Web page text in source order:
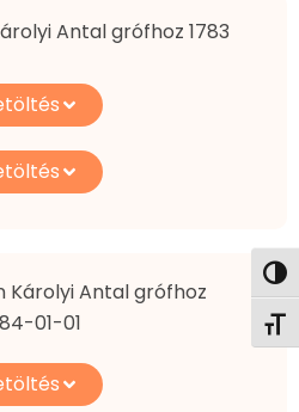
Antal grófhoz 1783
Károlyi Antal grófhoz
01-01